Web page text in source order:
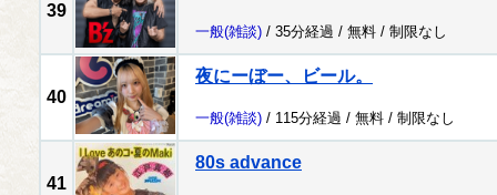
39
一般(雑談) / 35分経過 / 無料 / 制限なし
40
夜にーぼー、ビール。
一般(雑談) / 115分経過 / 無料 / 制限なし
41
80s advance